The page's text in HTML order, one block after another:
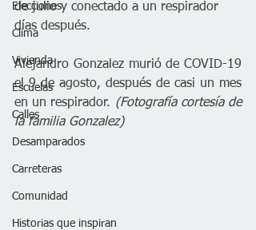
Elecciones
Clima
Vivienda
Escuelas
Calles
Desamparados
Carreteras
Comunidad
Historias que inspiran
de julio y conectado a un respirador
días después.
Alejandro Gonzalez murió de COVID-19
el 9 de agosto, después de casi un mes
en un respirador. (Fotografía cortesía de
la familia Gonzalez)